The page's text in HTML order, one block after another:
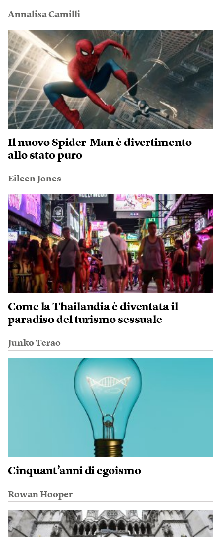
Annalisa Camilli
Il nuovo Spider-Man è divertimento
allo stato puro
Eileen Jones
Come la Thailandia è diventata il
paradiso del turismo sessuale
Junko Terao
Cinquant’anni di egoismo
Rowan Hooper